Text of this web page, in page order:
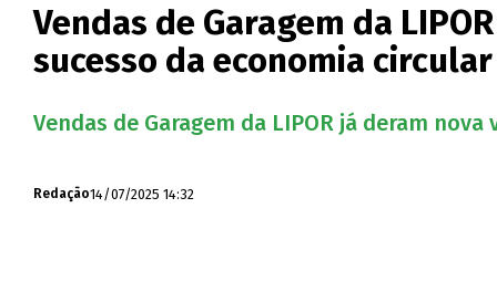
Vendas de Garagem da
sucesso da economia circular
Vendas de Garagem da LIPOR já deram
Redação14/07/2025 14:32